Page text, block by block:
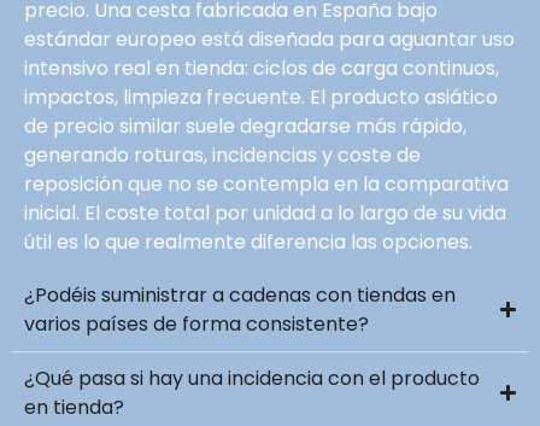
precio. Una cesta fabricada en España bajo
estándar europeo está diseñada para aguantar uso
intensivo real en tienda: ciclos de carga continuos,
impactos, limpieza frecuente. El producto asiático
de precio similar suele degradarse más rápido,
generando roturas, incidencias y coste de
reposición que no se contempla en la comparativa
inicial. El coste total por unidad a lo largo de su vida
útil es lo que realmente diferencia las opciones.
¿Podéis suministrar a cadenas con tiendas en
varios países de forma consistente?
¿Qué pasa si hay una incidencia con el producto
en tienda?